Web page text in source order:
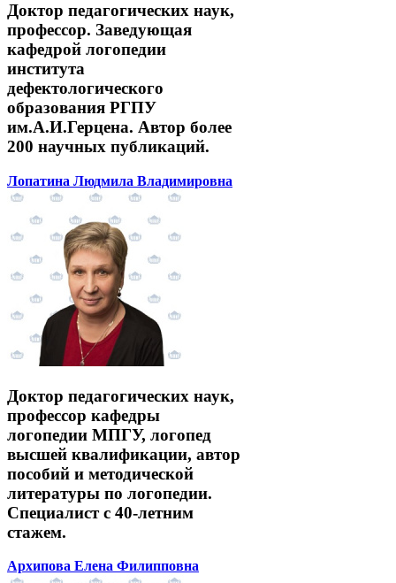
Доктор педагогических наук,
профессор. Заведующая
кафедрой логопедии
института
дефектологического
образования РГПУ
им.А.И.Герцена. Автор более
200 научных публикаций.
Лопатина Людмила Владимировна
Доктор педагогических наук,
профессор кафедры
логопедии МПГУ, логопед
высшей квалификации, автор
пособий и методической
литературы по логопедии.
Специалист с 40-летним
стажем.
Архипова Елена Филипповна